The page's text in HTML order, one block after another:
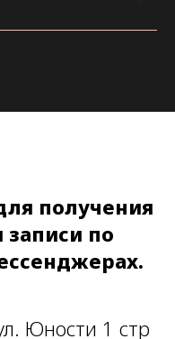
получения
записи по
Юности 1 стр